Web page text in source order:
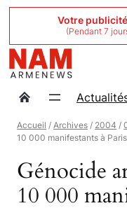
contenu
Votre
(Pendant 7
Accueil /Archives / 2004 /
10 000 manifestants à Paris
Génocide
10 000